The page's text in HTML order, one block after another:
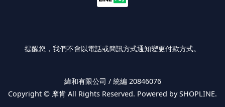
提醒您，我們不會以電話或簡訊方式通知變更付款方式。
緯和有限公司 / 統編 20846076
Copyright © 摩肯 All Rights Reserved. Powered by SHOPLINE.